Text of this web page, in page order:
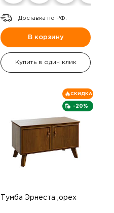
Доставка по РФ.
В корзину
Купить в один клик
-20%
СКИДКА
Тумба Эрнеста ,орех